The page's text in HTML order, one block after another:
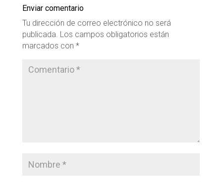
Enviar comentario
Tu dirección de correo electrónico no será
publicada. Los campos obligatorios están
marcados con *